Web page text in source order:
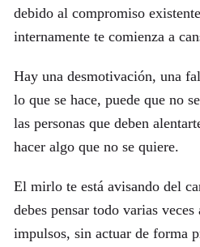
debido al compromiso
internamente te comienza a
Hay una desmotivación, una
lo que se hace, puede que no
las personas que deben
hacer algo que no se quiere.
El mirlo te está avisando del
debes pensar todo varias
impulsos, sin actuar de forma